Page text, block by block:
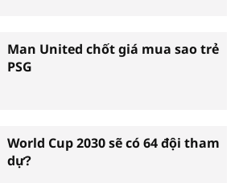
Man United chốt giá mua sao trẻ
PSG
World Cup 2030 sẽ có 64 đội tham
dự?